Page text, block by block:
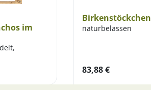
im
Birkenstöckchen
naturbelassen
83,88€